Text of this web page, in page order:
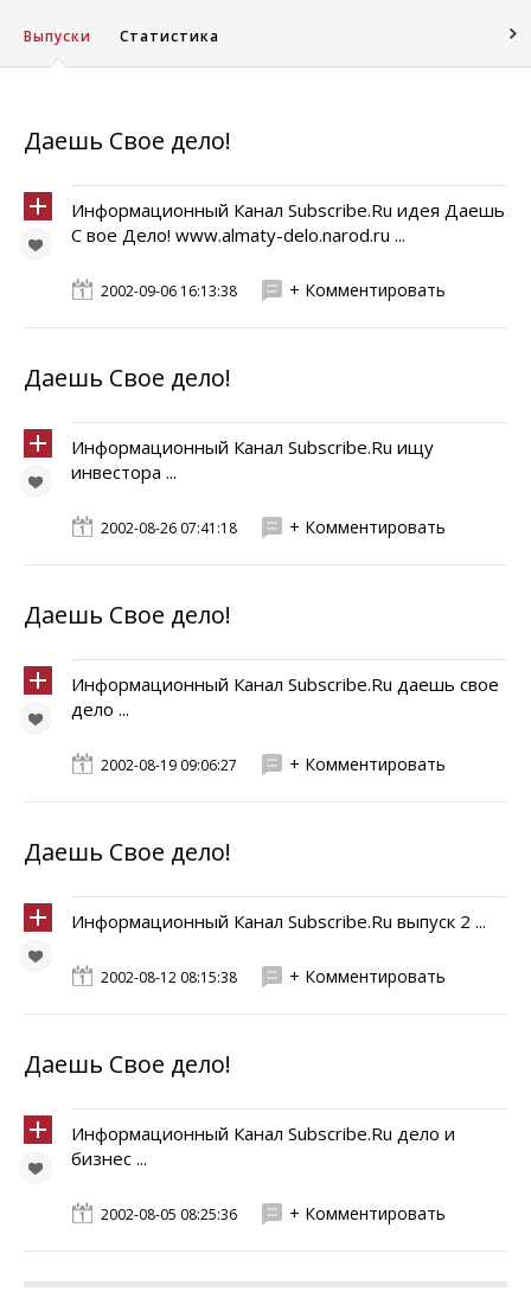
Выпуски Статистика
Даешь Свое дело!
Информационный Канал Subscribe.Ru идея Даешь
С вое Дело! www.almaty-delo.narod.ru ...
2002-09-06 16:13:38 + Комментировать
Даешь Свое дело!
Информационный Канал Subscribe.Ru ищу
инвестора ...
2002-08-26 07:41:18 + Комментировать
Даешь Свое дело!
Информационный Канал Subscribe.Ru даешь свое
дело ...
2002-08-19 09:06:27 + Комментировать
Даешь Свое дело!
Информационный Канал Subscribe.Ru выпуск 2 ...
2002-08-12 08:15:38 + Комментировать
Даешь Свое дело!
Информационный Канал Subscribe.Ru дело и
бизнес ...
2002-08-05 08:25:36 + Комментировать